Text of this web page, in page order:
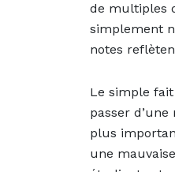
de multiples
simplement
notes
Le simple
passer
plus
une